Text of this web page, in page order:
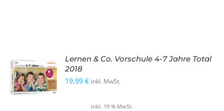
IN DEN
WARENKORB
Lernen & Co. Vorschule 4-7 Jahre Total
2018
19,99€ inkl. MwSt.
inkl. 19 % MwSt.